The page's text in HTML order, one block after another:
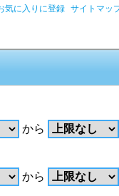
気に入りに登録 サイトマッ
から
から